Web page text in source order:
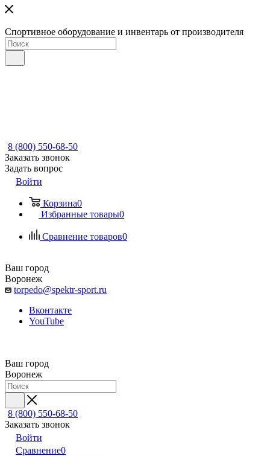
Спортивное оборудование и инвентарь от производителя
8 (800) 550-68-50
Заказать звонок
Задать вопрос
Войти
Корзина0
Избранные товары0
Сравнение товаров0
Ваш город
Воронеж
torpedo@spektr-sport.ru
Вконтакте
YouTube
Ваш город
Воронеж
8 (800) 550-68-50
Заказать звонок
Войти
Сравнение0